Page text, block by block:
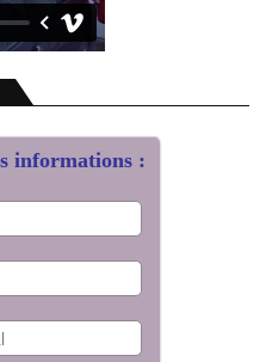
informations :